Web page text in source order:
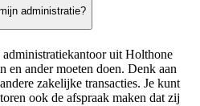
administratie?
uit Holthone
en ander moeten doen. Denk aan
zakelijke transacties. Je kunt
ook de afspraak maken dat zij